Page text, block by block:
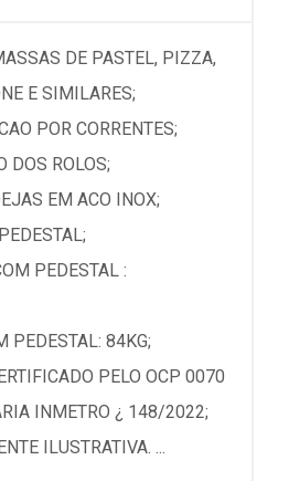
DE PASTEL, PIZZA,
E SIMILARES;
POR CORRENTES;
DOS ROLOS;
EM ACO INOX;
PEDESTAL :
PEDESTAL: 84KG;
PELO OCP 0070
INMETRO ¿ 148/2022;
ILUSTRATIVA. ...